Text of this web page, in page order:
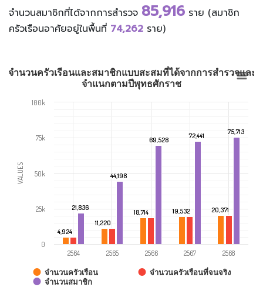
จำนวนสมาชิกที่ได้จากการสำรวจ 85,916 ราย (สมาชิก
ครัวเรือนอาศัยอยู่ในพื้นที่ 74,262 ราย)
VALUES
จำนวนครัวเรีอนและสมาชิกแบบสะสมที่ได้จากการสำรวจและ
จำแนกตามปีพุทธศักราช
4,924
4,924
11,220
11,220
18,714
18,714 19,532
19,532 20,371
20,371
21,836
21,836
44,198
44,198
69,528
69,528 72,441
72,441 75,713
75,713
จำนวนครัวเรือน จำนวนครัวเรือนที่จนจริง
จำนวนสมาชิก
2564 2565 2566 2567 2568
0
25k
50k
75k
100k